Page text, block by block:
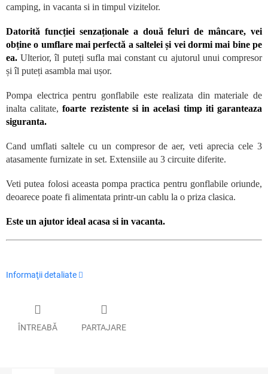
camping, in vacanta si in timpul vizitelor.
Datorită funcției senzaționale a două feluri de mâncare, vei
obține o umflare mai perfectă a saltelei și vei dormi mai bine pe
ea. Ulterior, îl puteți sufla mai constant cu ajutorul unui compresor
și îl puteți asambla mai ușor.
Pompa electrica pentru gonflabile este realizata din materiale de
inalta calitate,foarte rezistente si in acelasi timp iti garanteaza
siguranta.
Cand umflati saltele cu un compresor de aer, veti aprecia cele 3
atasamente furnizate in set. Extensiile au 3 circuite diferite.
Veti putea folosi aceasta pompa practica pentru gonflabile oriunde,
deoarece poate fi alimentata printr-un cablu la o priza clasica.
Este un ajutor ideal acasa si in vacanta.
Informaţii detaliate
ÎNTREABĂ PARTAJARE